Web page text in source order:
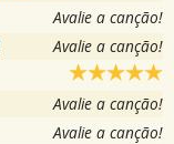
Avalie a canção!
Avalie a canção!
Avalie a canção!
Avalie a canção!